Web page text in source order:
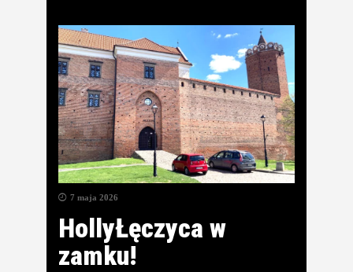
7 maja 2026
HollyŁęczyca w
zamku!